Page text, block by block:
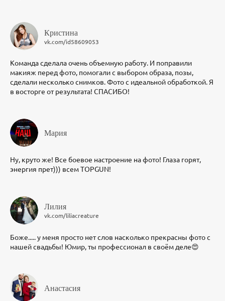
Кристина
vk.com/id58609053
Команда сделала очень объемную работу. И поправили
макияж перед фото, помогали с выбором образа, позы,
сделали несколько снимков. Фото с идеальной обработкой. Я
в восторге от результата! СПАСИБО!
Мария
Ну, круто же! Все боевое настроение на фото! Глаза горят,
энергия прет))) всем TOPGUN!
Лилия
vk.com/liliacreature
Боже..... у меня просто нет слов насколько прекрасны фото с
нашей свадьбы! Юмир, ты профессионал в своём деле😍
Анастасия